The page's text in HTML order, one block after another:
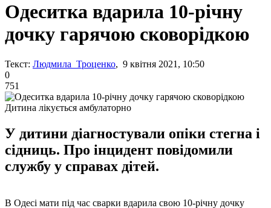
Одеситка вдарила 10-річну
дочку гарячою сковорідкою
Текст: Людмила Троценко, 9 квітня 2021, 10:50
0
751
Дитина лікується амбулаторно
У дитини діагностували опіки стегна і
сідниць. Про інцидент повідомили
службу у справах дітей.
В Одесі мати під час сварки вдарила свою 10-річну дочку